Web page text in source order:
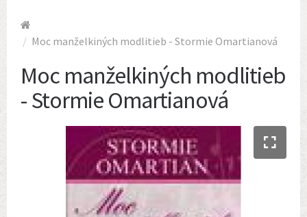
Moc manželkiných modlitieb - Stormie Omartianová
Moc manželkiných modlitieb
- Stormie Omartianová